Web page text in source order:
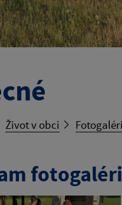
Život v obci